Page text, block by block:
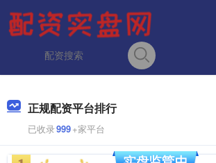
正规配资平台排行
已收录999+家平台